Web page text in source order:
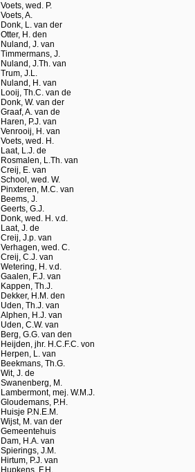
Voets, wed. P.
Voets, A.
Donk, L. van der
Otter, H. den
Nuland, J. van
Timmermans, J.
Nuland, J.Th. van
Trum, J.L.
Nuland, H. van
Looij, Th.C. van de
Donk, W. van der
Graaf, A. van de
Haren, P.J. van
Venrooij, H. van
Voets, wed. H.
Laat, L.J. de
Rosmalen, L.Th. van
Creij, E. van
School, wed. W.
Pinxteren, M.C. van
Beems, J.
Geerts, G.J.
Donk, wed. H. v.d.
Laat, J. de
Creij, J.p. van
Verhagen, wed. C.
Creij, C.J. van
Wetering, H. v.d.
Gaalen, F.J. van
Kappen, Th.J.
Dekker, H.M. den
Uden, Th.J. van
Alphen, H.J. van
Uden, C.W. van
Berg, G.G. van den
Heijden, jhr. H.C.F.C. von
Herpen, L. van
Beekmans, Th.G.
Wit, J. de
Swanenberg, M.
Lambermont, mej. W.M.J.
Gloudemans, P.H.
Huisje P.N.E.M.
Wijst, M. van der
Gemeentehuis
Dam, H.A. van
Spierings, J.M.
Hirtum, P.J. van